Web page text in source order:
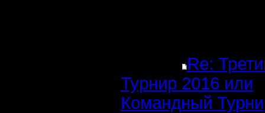
Re:
Турнир 2016 или
Командный